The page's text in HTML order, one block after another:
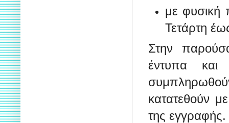
με φυσική
Τετάρτη
Στην
έντυπα
κατατεθούν
της εγγραφής.